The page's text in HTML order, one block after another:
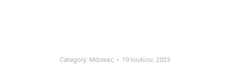
Category: Μάσκες 19 Ιουλίου, 2023